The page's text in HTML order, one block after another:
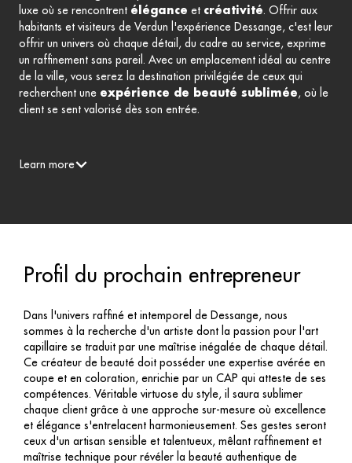
luxe où se rencontrent élégance et créativité. Offrir aux
habitants et visiteurs de Verdun l'expérience Dessange, c'est leur
offrir un univers où chaque détail, du cadre au service, exprime
un raffinement sans pareil. Avec un emplacement idéal au centre
de la ville, vous serez la destination privilégiée de ceux qui
recherchent une expérience de beauté sublimée , où le
client se sent valorisé dès son entrée.
Learn more
Profil du prochain entrepreneur
Dans l'univers raffiné et intemporel de Dessange, nous
sommes à la recherche d'un artiste dont la passion pour l'art
capillaire se traduit par une maîtrise inégalée de chaque détail.
Ce créateur de beauté doit posséder une expertise avérée en
coupe et en coloration, enrichie par un CAP qui atteste de ses
compétences. Véritable virtuose du style, il saura sublimer
chaque client grâce à une approche sur-mesure où excellence
et élégance s'entrelacent harmonieusement. Ses gestes seront
ceux d'un artisan sensible et talentueux, mêlant raffinement et
maîtrise technique pour révéler la beauté authentique de